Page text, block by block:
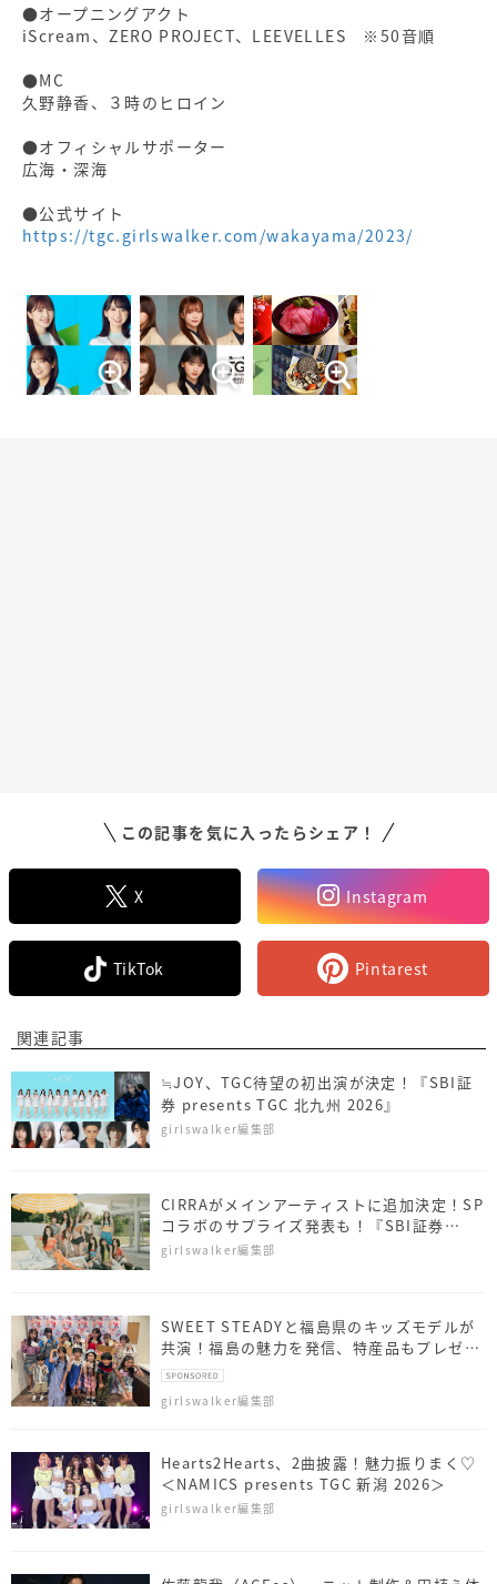
●オープニングアクト
iScream、ZERO PROJECT、LEEVELLES ※50音順
●MC
久野静香、３時のヒロイン
●オフィシャルサポーター
広海・深海
●公式サイト
https://tgc.girlswalker.com/wakayama/2023/
この記事を気に入ったらシェア！
X Instagram
TikTok Pintarest
関連記事
≒JOY、TGC待望の初出演が決定！『SBI証
券 presents TGC 北九州 2026』
girlswalker編集部
CIRRAがメインアーティストに追加決定！SP
コラボのサプライズ発表も！『SBI証券
presents TGC 北九州 2026』
girlswalker編集部
SWEET STEADYと福島県のキッズモデルが
共演！福島の魅力を発信、特産品もプレゼン
ト
girlswalker編集部
Hearts2Hearts、2曲披露！魅力振りまく♡
＜NAMICS presents TGC 新潟 2026＞
girlswalker編集部